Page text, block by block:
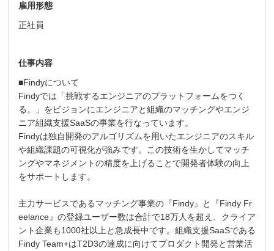
雇用形態
正社員
仕事内容
■Findyについて
Findyでは「挑戦するエンジニアのプラットフォームをつく
る。」をビジョンにエンジニアと組織のマッチングやエンジ
ニア組織支援SaaSの事業を行なっています。
Findyは独自開発のアルゴリズムを用いたエンジニアのスキル
や組織課題の可視化が強みです。この技術を生かしてマッチ
ングやマネジメントの精度を上げることで開発者体験の向上
をサポートします。
主力サービスであるマッチング事業の『Findy』と『Findy Fr
eelance』の登録ユーザー数は合計で18万人を超え、クライア
ント企業も1000社以上と急成長中です。組織支援SaaSである
Findy Team+はT2D3の達成に向けてプロダクト開発と営業活